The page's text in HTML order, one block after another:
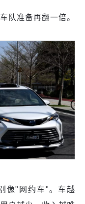
队准备再翻一倍。
像"网约车"。车越